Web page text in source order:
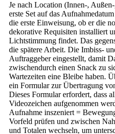
Je nach Location (Innen-,
erste Set auf das
die erste Einweisung, ob er die
dekorative Requisiten installiert
Lichtstimmung findet. Das
die spätere Arbeit. Die Imbiss-
Auftraggeber eingestellt, damit
zwischendurch einen Snack zu
Wartezeiten eine Bleibe haben.
ein Formular zur Übertragung
Dieses Formular erfordert, dass
Videozeichen aufgenommen
Aufnahme inszeniert =
Vorfeld prüfen und zwischen
und Totalen wechseln, um